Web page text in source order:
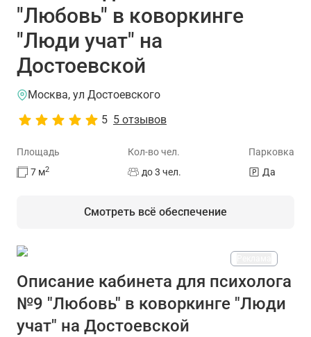
"Любовь" в коворкинге
"Люди учат" на
Достоевской
Москва, ул Достоевского
5 5 отзывов
Площадь
7 м2
Кол-во чел.
до 3 чел.
Парковка
Да
Смотреть всё обеспечение
На площадке есть
Массажный стол Проектор Доступ в интернет/
Описание кабинета для психолога
№9 "Любовь" в коворкинге "Люди
учат" на Достоевской